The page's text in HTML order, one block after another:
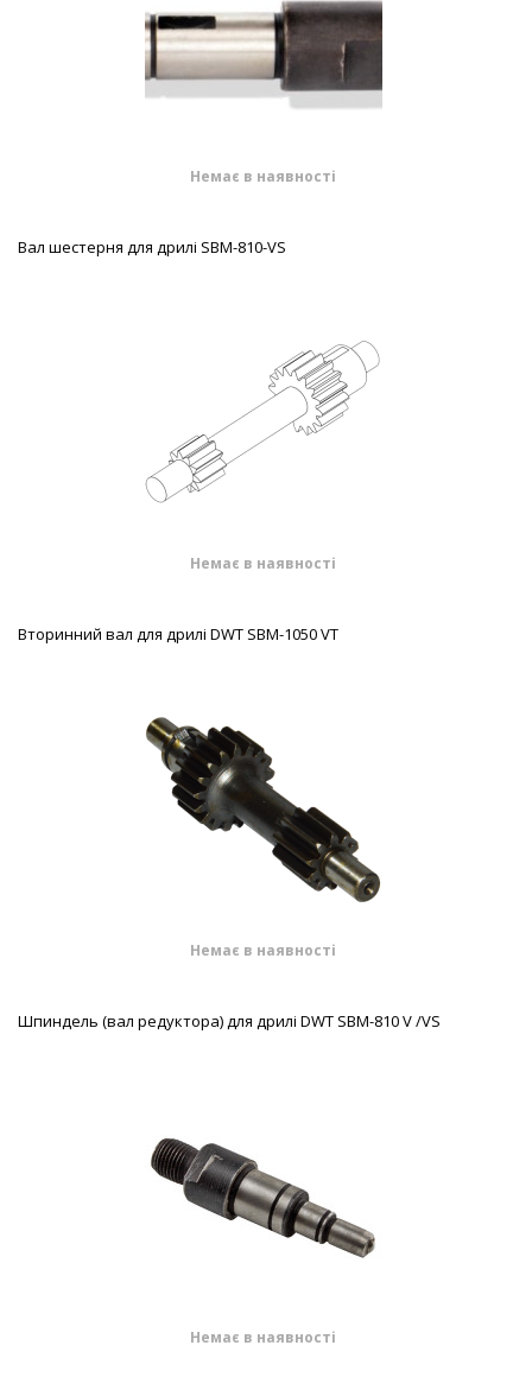
Немає в наявності
Вал шестерня для дрилі SBM-810-VS
Немає в наявності
Вторинний вал для дрилі DWT SBM-1050 VT
Немає в наявності
Шпиндель (вал редуктора) для дрилі DWT SBM-810 V /VS
Немає в наявності